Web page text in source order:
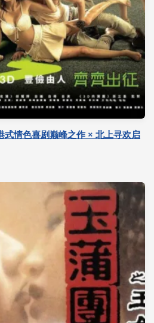
式情色喜剧巅峰之作 × 北上寻欢启